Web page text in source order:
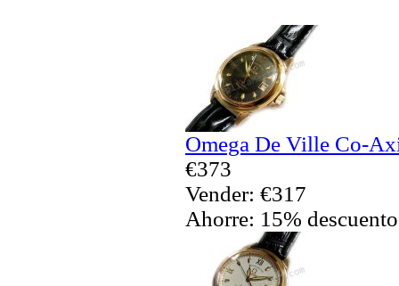
Omega De Ville Co-
€373
Vender: €317
Ahorre: 15% descuento